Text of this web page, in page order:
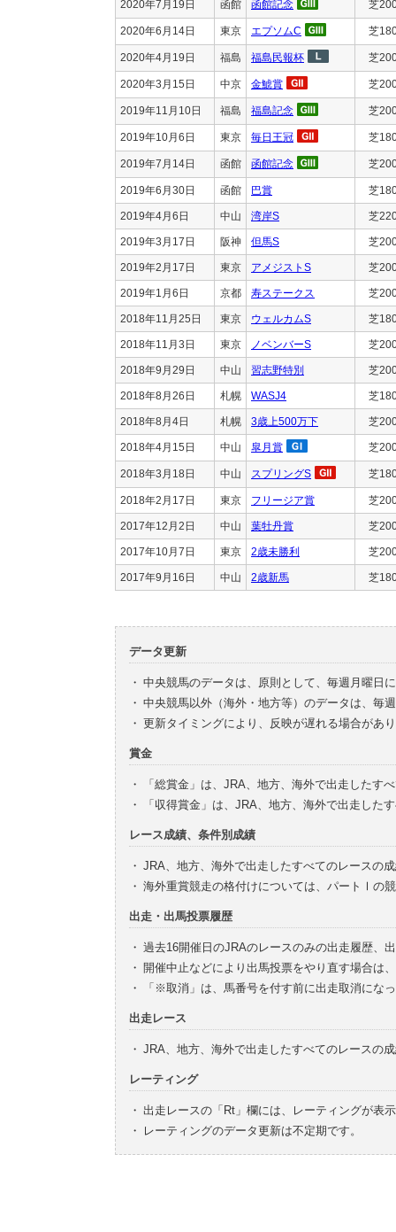
2020年7月19日 函館 函館記念 芝
2020年6月14日 東京 エプソムC 芝
2020年4月19日 福島 福島民報杯 芝
2020年3月15日 中京 金鯱賞 芝
2019年11月10日 福島 福島記念 芝
2019年10月6日 東京 毎日王冠 芝
2019年7月14日 函館 函館記念 芝
2019年6月30日 函館 巴賞 芝
2019年4月6日 中山 湾岸S 芝
2019年3月17日 阪神 但馬S 芝
2019年2月17日 東京 アメジストS 芝
2019年1月6日 京都 寿ステークス 芝
2018年11月25日 東京 ウェルカムS 芝
2018年11月3日 東京 ノベンバーS 芝
2018年9月29日 中山 習志野特別 芝
2018年8月26日 札幌 WASJ4 芝
2018年8月4日 札幌 3歳上500万下 芝
2018年4月15日 中山 皐月賞 芝
2018年3月18日 中山 スプリングS 芝
2018年2月17日 東京 フリージア賞 芝
2017年12月2日 中山 葉牡丹賞 芝
2017年10月7日 東京 2歳未勝利 芝
2017年9月16日 中山 2歳新馬 芝
データ更新
・ 中央競馬のデータは、原則として、毎週月曜日
・ 中央競馬以外（海外・地方等）のデータは、毎
・ 更新タイミングにより、反映が遅れる場合があ
賞金
・
「総賞金」は、JRA、地方、海外で出走したす
・
「収得賞金」は、JRA、地方、海外で出走した
レース成績、条件別成績
・ JRA、地方、海外で出走したすべてのレースの
・ 海外重賞競走の格付けについては、パートⅠの
出走・出馬投票履歴
・ 過去16開催日のJRAのレースのみの出走履歴、
・ 開催中止などにより出馬投票をやり直す場合は
・
「※取消」は、馬番号を付す前に出走取消にな
出走レース
・ JRA、地方、海外で出走したすべてのレースの
レーティング
・ 出走レースの「Rt」欄には、レーティングが表
・
レーティングのデータ更新は不定期です。